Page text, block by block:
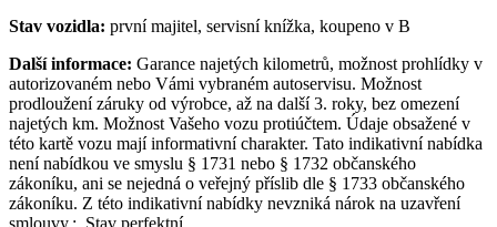
Stav vozidla: první majitel, servisní knížka, koupeno v B
Další informace: Garance najetých kilometrů, možnost prohlídky v
autorizovaném nebo Vámi vybraném autoservisu. Možnost
prodloužení záruky od výrobce, až na další 3. roky, bez omezení
najetých km. Možnost Vašeho vozu protiúčtem. Údaje obsažené v
této kartě vozu mají informativní charakter. Tato indikativní nabídka
není nabídkou ve smyslu § 1731 nebo § 1732 občanského
zákoníku, ani se nejedná o veřejný příslib dle § 1733 občanského
zákoníku. Z této indikativní nabídky nevzniká nárok na uzavření